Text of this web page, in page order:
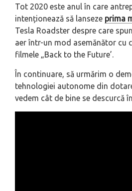
Tot 2020 este anul în care
intenționează să lanseze prima
Tesla Roadster despre care
aer într-un mod asemănător cu
filmele „Back to the Future’.
În continuare, să urmărim o
tehnologiei autonome din
vedem cât de bine se descurcă